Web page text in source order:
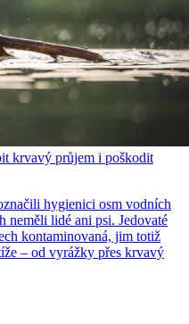
krvavý průjem i poškodit
hygienici osm vodních
neměli lidé ani psi. Jedovaté
kontaminovaná, jim totiž
– od vyrážky přes krvavý